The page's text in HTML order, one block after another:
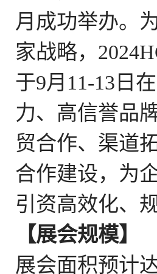
月成功举办。
家战略，
于9月11-13日
力、高信誉品
贸合作、渠道
合作建设，为
引资高效化、
【展会规模】
展会面积预计